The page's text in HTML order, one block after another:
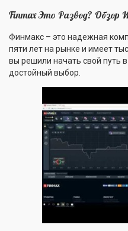
Finmax Это Развод?
Финмакс – это надежная
пяти лет на рынке и имеет
вы решили начать свой путь
достойный выбор.